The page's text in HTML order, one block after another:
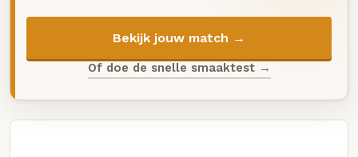
Bekijk jouw match →
Of doe de snelle smaaktest →